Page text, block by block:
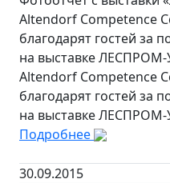
Altendorf Competence
благодарят гостей за
на выставке
Altendorf Competence
благодарят гостей за
на выставке
Подробнее
30.09.2015